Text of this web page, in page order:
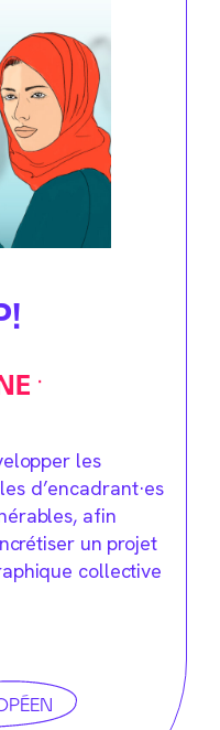
les
d’encadrant·es
afin
un projet
collective